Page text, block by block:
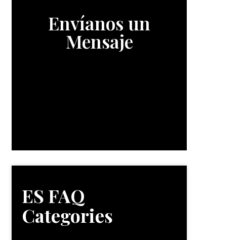
Envíanos un
Mensaje
ES FAQ
Categories